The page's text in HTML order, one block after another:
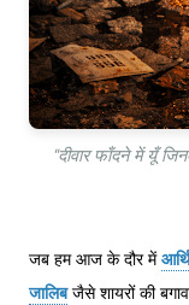
"दीवार फाँदने में यूँ
जब हम आज के दौर में
जालिबजैसे शायरों की